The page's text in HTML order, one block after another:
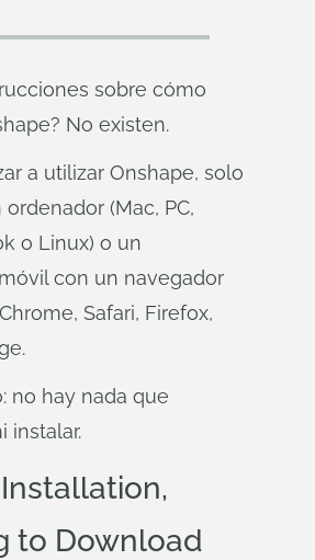
sobre cómo
No existen.
a utilizar Onshape, solo
(Mac, PC,
o Linux) o un
con un navegador
Safari, Firefox,
no hay nada que
instalar.
Installation,
to Download